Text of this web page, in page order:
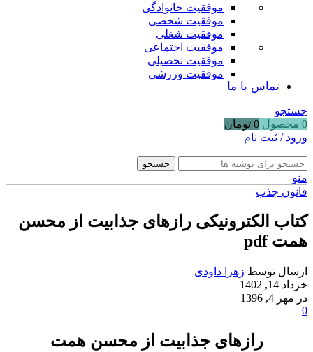
موفقیت خانوادگی
موفقیت شخصی
موفقیت شغلی
موفقیت اجتماعی
موفقیت تحصیلی
موفقیت ورزشی
تماس با ما
جستجو
0 محصول 0 تومان
ورود / ثبت نام
جستجو
منو
قانون جذب
کتاب الکترونیکی رازهای جذابیت از محسن
همت pdf
ارسال توسط زهرا داودی
خرداد 14, 1402
در مهر 4, 1396
0
رازهای جذابیت از محسن همت